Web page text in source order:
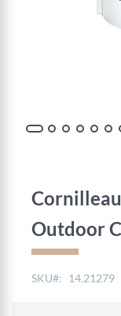
Outdoor
SKU 14.21279
beginning
images